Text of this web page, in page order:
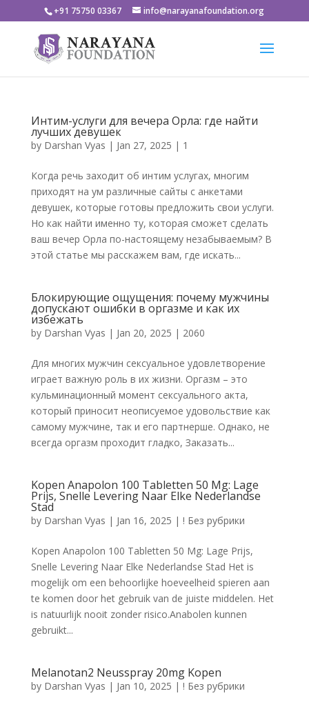
+91 75750 03367 info@narayanafoundation.org
Интим-услуги для вечера Орла: где найти
лучших девушек
by Darshan Vyas | Jan 27, 2025 | 1
Когда речь заходит об интим услугах, многим
приходят на ум различные сайты с анкетами
девушек, которые готовы предложить свои услуги.
Но как найти именно ту, которая сможет сделать
ваш вечер Орла по-настоящему незабываемым? В
этой статье мы расскажем вам, где искать...
Блокирующие ощущения: почему мужчины
допускают ошибки в оргазме и как их
избежать
by Darshan Vyas | Jan 20, 2025 | 2060
Для многих мужчин сексуальное удовлетворение
играет важную роль в их жизни. Оргазм – это
кульминационный момент сексуального акта,
который приносит неописуемое удовольствие как
самому мужчине, так и его партнерше. Однако, не
всегда оргазм проходит гладко, Заказать...
Kopen Anapolon 100 Tabletten 50 Mg: Lage
Prijs, Snelle Levering Naar Elke Nederlandse
Stad
by Darshan Vyas | Jan 16, 2025 | ! Без рубрики
Kopen Anapolon 100 Tabletten 50 Mg: Lage Prijs,
Snelle Levering Naar Elke Nederlandse Stad Het is
mogelijk om een behoorlijke hoeveelheid spieren aan
te komen door het gebruik van de juiste middelen. Het
is natuurlijk nooit zonder risico.Anabolen kunnen
gebruikt...
Melanotan2 Neusspray 20mg Kopen
by Darshan Vyas | Jan 10, 2025 | ! Без рубрики